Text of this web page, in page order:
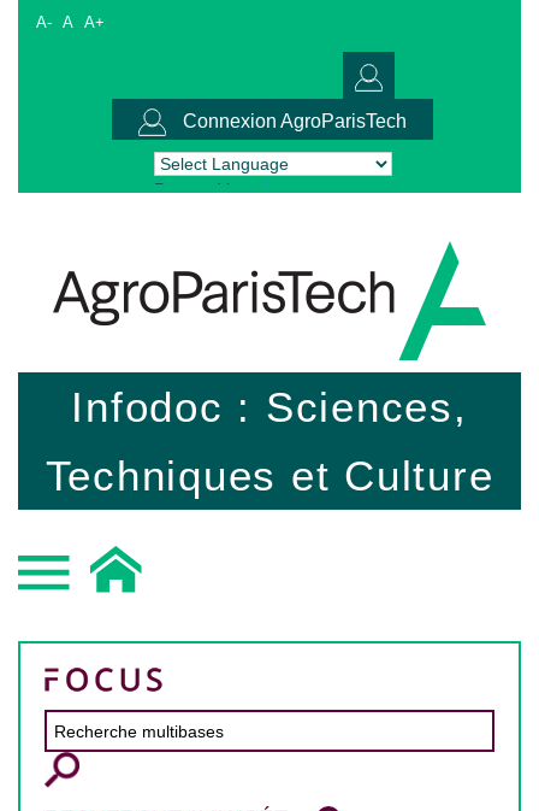
A- A A+
Connexion AgroParisTech
Powered by Translate
Infodoc : Sciences,
Techniques et Culture